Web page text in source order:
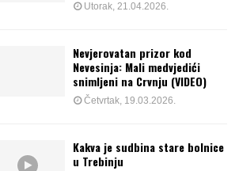
Utorak, 21.04.2026.
Nevjerovatan prizor kod
Nevesinja: Mali medvjedići
snimljeni na Crvnju (VIDEO)
Četvrtak, 19.03.2026.
Kakva je sudbina stare bolnice
u Trebinju